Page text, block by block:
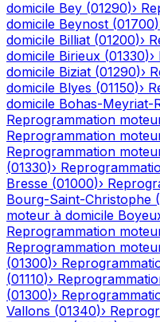
domicile Bey (01290)›
domicile Beynost (01700)
domicile Billiat (01200)›
domicile Birieux (01330)›
domicile Biziat (01290)›
domicile Blyes (01150)›
domicile Bohas-Meyriat-
Reprogrammation
Reprogrammation
Reprogrammation
(01330)›
Bresse (01000)›
Bourg-Saint-Christophe (
moteur à domicile
Reprogrammation
Reprogrammation
(01300)›
(01110)›
(01300)›
Vallons (01340)›